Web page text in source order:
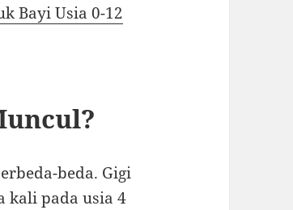
Bayi Usia 0-12
beda. Gigi
kali pada usia 4